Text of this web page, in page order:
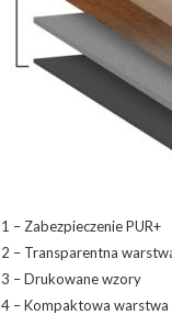
1 – Zabezpieczenie PUR+
2 – Transparentna
3 – Drukowane wzory
4 – Kompaktowa warstwa